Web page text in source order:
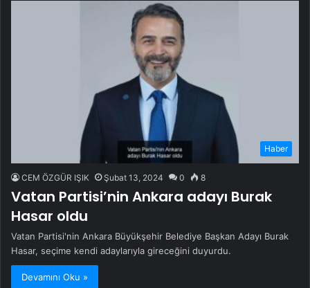
Haber
CEM ÖZGÜR IŞIK Şubat 13, 2024 0 8
Vatan Partisi’nin Ankara adayı Burak
Hasar oldu
Vatan Partisi'nin Ankara Büyükşehir Belediye Başkan Adayı Burak
Hasar, seçime kendi adaylarıyla gireceğini duyurdu.
Devamını Oku »